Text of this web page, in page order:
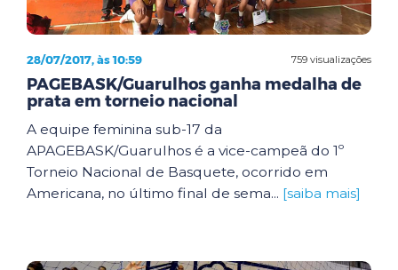
759 visualizações
28/07/2017, às 10:59
PAGEBASK/Guarulhos ganha medalha de
prata em torneio nacional
A equipe feminina sub-17 da
APAGEBASK/Guarulhos é a vice-campeã do 1º
Torneio Nacional de Basquete, ocorrido em
Americana, no último final de sema... [saiba mais]